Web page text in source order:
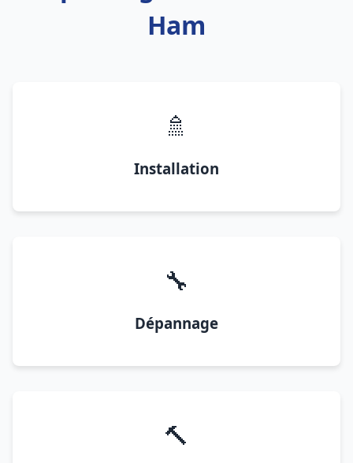
Ham
🚿
Installation
🔧
Dépannage
🔨